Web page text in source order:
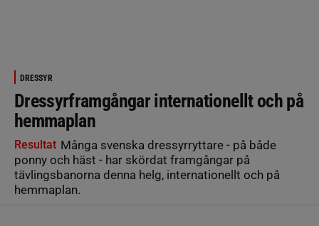
DRESSYR
Dressyrframgångar internationellt och på
hemmaplan
Resultat Många svenska dressyrryttare - på både
ponny och häst - har skördat framgångar på
tävlingsbanorna denna helg, internationellt och på
hemmaplan.